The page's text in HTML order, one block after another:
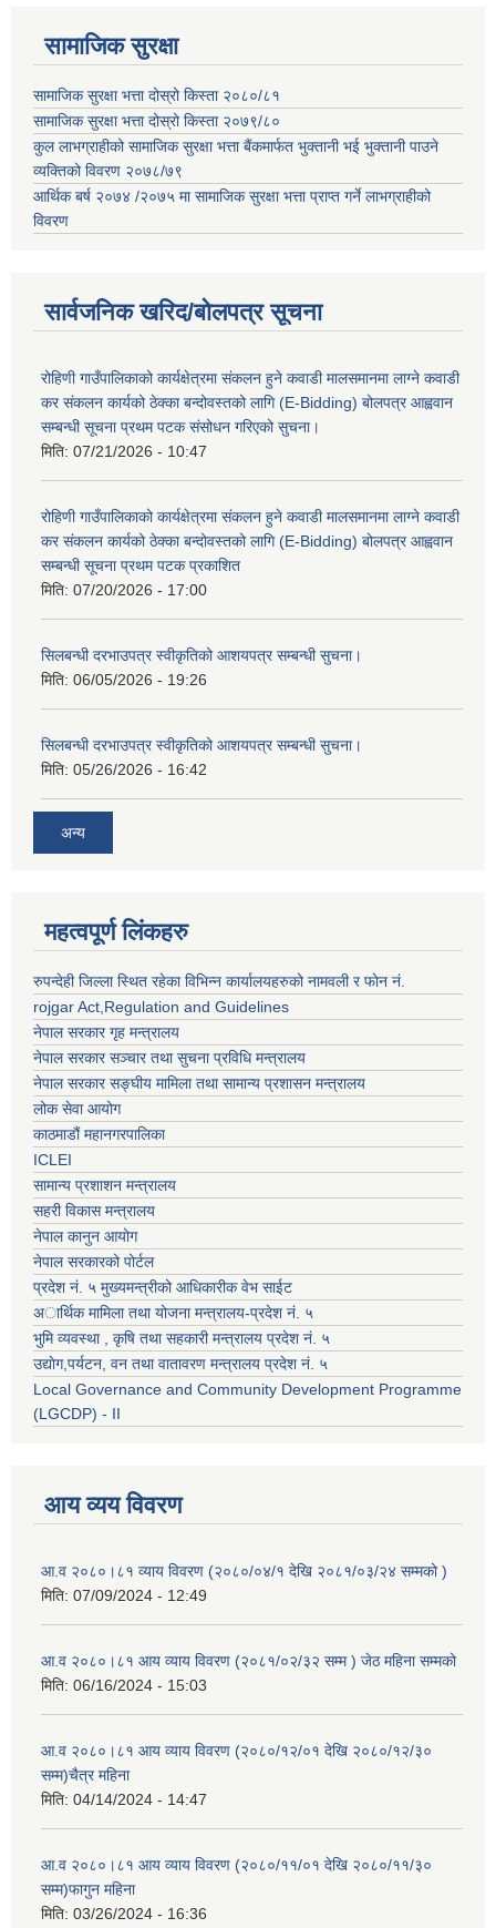
सामाजिक सुरक्षा
सामाजिक सुरक्षा भत्ता दोस्रो किस्ता २०८०/८१
सामाजिक सुरक्षा भत्ता दोस्रो किस्ता २०७९/८०
कुल लाभग्राहीको सामाजिक सुरक्षा भत्ता बैंकमार्फत भुक्तानी भई भुक्तानी पाउने
व्यक्तिको विवरण २०७८/७९
आर्थिक बर्ष २०७४ /२०७५ मा सामाजिक सुरक्षा भत्ता प्राप्त गर्ने लाभग्राहीको
विवरण
सार्वजनिक खरिद/बोलपत्र सूचना
रोहिणी गाउँपालिकाको कार्यक्षेत्रमा संकलन हुने कवाडी मालसमानमा लाग्ने कवाडी
कर संकलन कार्यको ठेक्का बन्दोवस्तको लागि (E-Bidding) बोलपत्र आह्ववान
सम्बन्धी सूचना प्रथम पटक संसोधन गरिएको सुचना।
मिति: 07/21/2026 - 10:47
रोहिणी गाउँपालिकाको कार्यक्षेत्रमा संकलन हुने कवाडी मालसमानमा लाग्ने कवाडी
कर संकलन कार्यको ठेक्का बन्दोवस्तको लागि (E-Bidding) बोलपत्र आह्ववान
सम्बन्धी सूचना प्रथम पटक प्रकाशित
मिति: 07/20/2026 - 17:00
सिलबन्धी दरभाउपत्र स्वीकृतिको आशयपत्र सम्बन्धी सुचना।
मिति: 06/05/2026 - 19:26
सिलबन्धी दरभाउपत्र स्वीकृतिको आशयपत्र सम्बन्धी सुचना।
मिति: 05/26/2026 - 16:42
अन्य
महत्वपूर्ण लिंकहरु
रुपन्देही जिल्ला स्थित रहेका विभिन्न कार्यालयहरुको नामवली र फाेन न‌ं.
rojgar Act,Regulation and Guidelines
नेपाल सरकार गृह मन्त्रालय
नेपाल सरकार सञ्चार तथा सुचना प्रविधि मन्त्रालय
नेपाल सरकार सङ्घीय मामिला तथा सामान्य प्रशासन मन्त्रालय
लोक सेवा आयोग
काठमाडौं महानगरपालिका
ICLEI
सामान्य प्रशाशन मन्त्रालय
सहरी विकास मन्त्रालय
नेपाल कानुन आयोग
नेपाल सरकारको पोर्टल
प्रदेश नं. ५ मुख्यमन्त्रीको आधिकारीक वेभ साईट
अार्थिक मामिला तथा योजना मन्त्रालय-प्रदेश नं. ५
भुमि व्यवस्था , कृषि तथा सहकारी मन्त्रालय प्रदेश नं. ५
उद्याेग,पर्यटन, वन तथा वातावरण मन्त्रालय प्रदेश नं. ५
Local Governance and Community Development Programme
(LGCDP) - II
आय व्यय विवरण
आ.व २०८०।८१ व्याय विवरण (२०८०/०४/१ देखि २०८१/०३/२४ सम्मको )
मिति: 07/09/2024 - 12:49
आ.व २०८०।८१ आय व्याय विवरण (२०८१/०२/३२ सम्म ) जेठ महिना सम्मको
मिति: 06/16/2024 - 15:03
आ.व २०८०।८१ आय व्याय विवरण (२०८०/१२/०१ देखि २०८०/१२/३०
सम्म)चैत्र महिना
मिति: 04/14/2024 - 14:47
आ.व २०८०।८१ आय व्याय विवरण (२०८०/११/०१ देखि २०८०/११/३०
सम्म)फागुन महिना
मिति: 03/26/2024 - 16:36